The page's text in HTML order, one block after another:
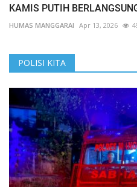
KAMIS PUTIH
HUMAS MANGGARAI Apr 13, 2026
POLISI KITA